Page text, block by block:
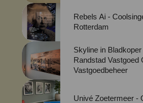
Rebels Ai -
Rotterdam
Skyline in
Randstad Vastgoed
Vastgoedbeheer
Univé Zoetermeer -